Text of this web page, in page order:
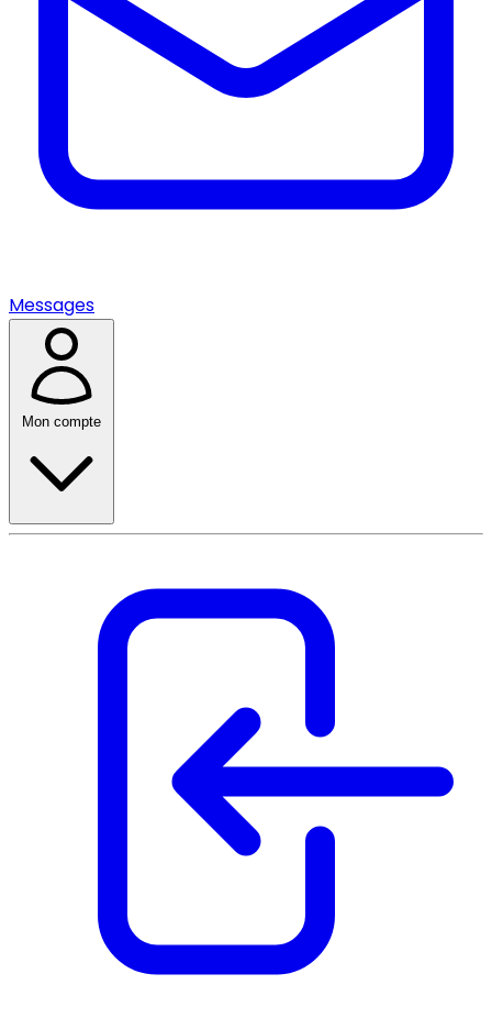
Messages
Mon compte